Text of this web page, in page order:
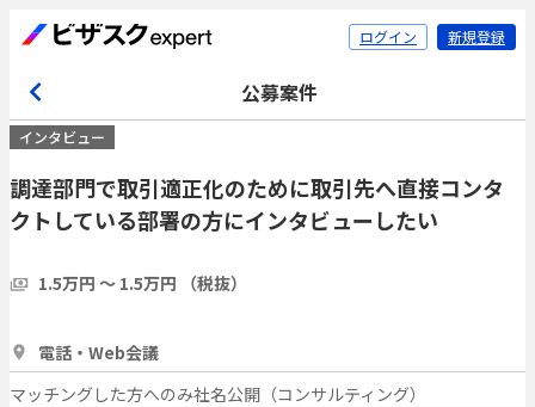
ログイン 新規登録
公募案件
インタビュー
調達部門で取引適正化のために取引先へ直接コンタ
クトしている部署の方にインタビューしたい
1.5万円 〜 1.5万円 （税抜）
電話・Web会議
マッチングした方へのみ社名公開（コンサルティング）